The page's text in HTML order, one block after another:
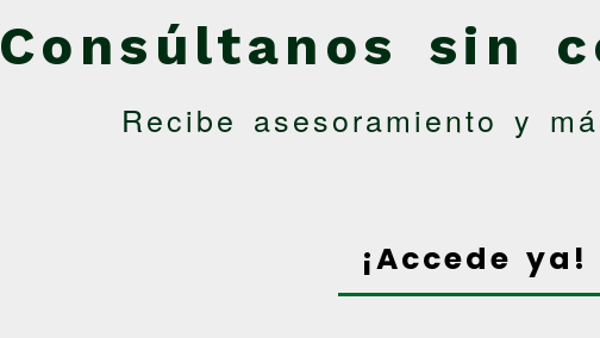
Consúltanos sin
Recibe asesoramiento y
¡Accede ya!